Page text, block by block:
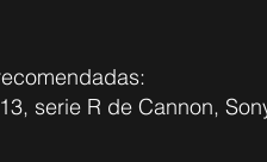
serie R de Cannon,